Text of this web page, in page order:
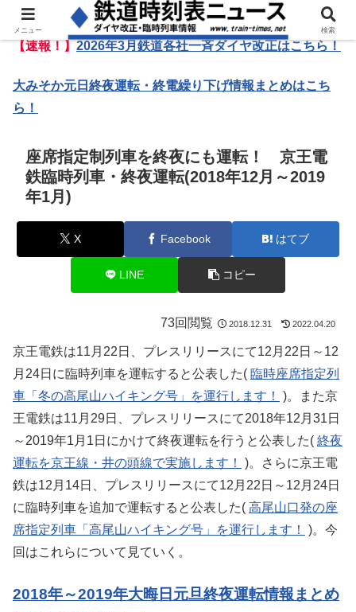
【速報！】2026年3月鉄道各社一斉ダイヤ改正はこちら！
大みそか元日終夜運転・終電繰り下げ情報まとめはこち
ら！
座席指定制列車を終夜にも運転！ 京王電
鉄臨時列車・終夜運転(2018年12月～2019
年1月)
X Facebook はてブ
LINE コピー
73回閲覧 2018.12.31 2022.04.20
京王電鉄は11月22日、プレスリリースにて12月22日～12
月24日に臨時列車を運転すると公表した( 臨時座席指定列
車「冬の高尾山ハイキング号」を運行します！
)。また京
王電鉄は11月29日、プレスリリースにて2018年12月31日
～2019年1月1日にかけて終夜運転を行うと公表した( 終夜
運転を京王線・井の頭線で実施します！
)。さらに京王電
鉄は12月14日、プレスリリースにて12月22日～12月24日
に臨時列車を追加で運転すると公表した( 高尾山口発の座
席指定列車「高尾山ハイキング号」を運行します！
)。今
回はこれらについて見ていく。
2018年～2019年大晦日元旦終夜運転情報まとめ
メニュー 検索